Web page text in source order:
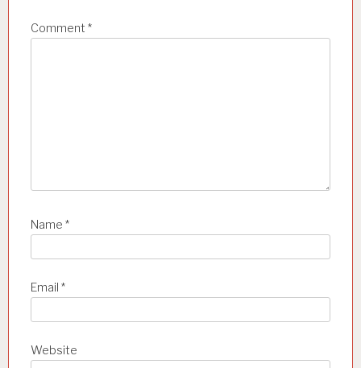
Comment *
Name *
Email *
Website